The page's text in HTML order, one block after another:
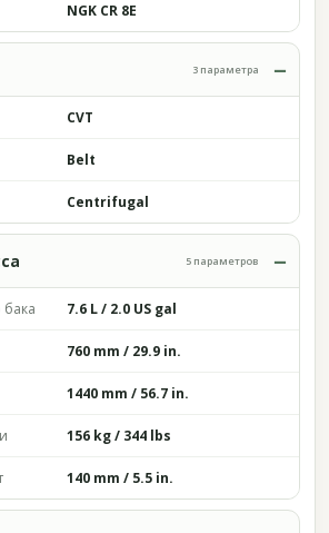
NGK CR 8E
3 параметра
CVT
Belt
Centrifugal
5 параметров
7.6 L / 2.0 US gal
760 mm / 29.9 in.
1440 mm / 56.7 in.
156 kg / 344 lbs
140 mm / 5.5 in.